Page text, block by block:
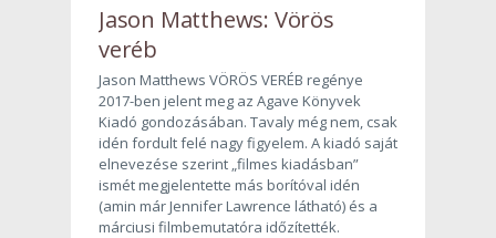
Jason Matthews: Vörös
veréb
Jason Matthews VÖRÖS VERÉB regénye
2017-ben jelent meg az Agave Könyvek
Kiadó gondozásában. Tavaly még nem, csak
idén fordult felé nagy figyelem. A kiadó saját
elnevezése szerint „filmes kiadásban”
ismét megjelentette más borítóval idén
(amin már Jennifer Lawrence látható) és a
márciusi filmbemutatóra időzítették.